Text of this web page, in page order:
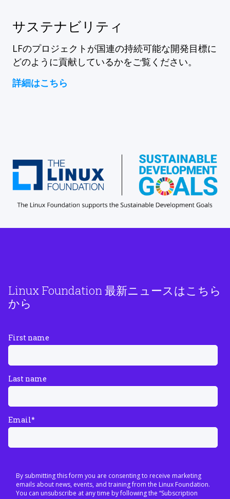
サステナビリティ
LFのプロジェクトが国連の持続可能な開発目標に
どのように貢献しているかをご覧ください。
詳細はこちら
Linux Foundation 最新ニュースはこちら
から
First name
Last name
Email*
By submitting this form you are consenting to receive marketing
emails about news, events, and training from the Linux Foundation.
You can unsubscribe at any time by following the “Subscription